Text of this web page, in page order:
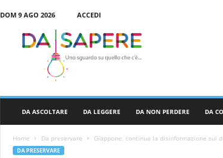
DOM 9 AGO 2026
ACCEDI
DA ASCOLTARE DA LEGGERE DA NON PERDERE DA
Home Da preservare Giappone: continua la disinformazione sul
DA PRESERVARE